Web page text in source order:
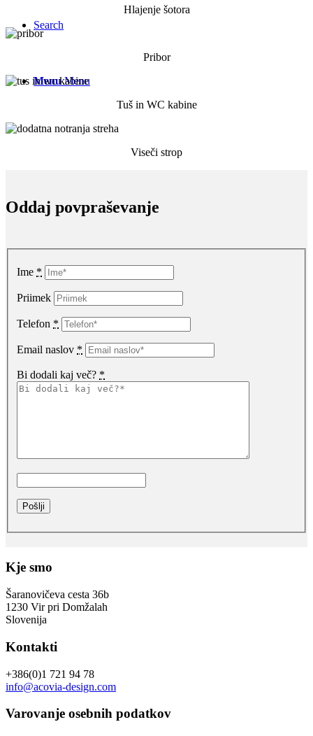
Search
Menu Menu
Hlajenje šotora
Pribor
Tuš in WC kabine
Viseči strop
Oddaj povpraševanje
Ime *
Priimek
Telefon *
Email naslov *
Bi dodali kaj več? *
Kje smo
Šaranovičeva cesta 36b
1230 Vir pri Domžalah
Slovenija
Kontakti
+386(0)1 721 94 78
info@acovia-design.com
Varovanje osebnih podatkov